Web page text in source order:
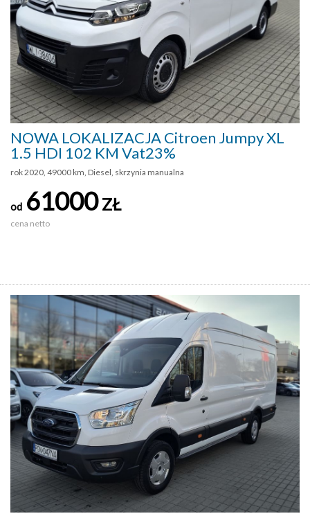
NOWA LOKALIZACJA Citroen Jumpy XL
1.5 HDI 102 KM Vat23%
rok 2020, 49000 km, Diesel, skrzynia manualna
od 61000ZŁ
cena netto